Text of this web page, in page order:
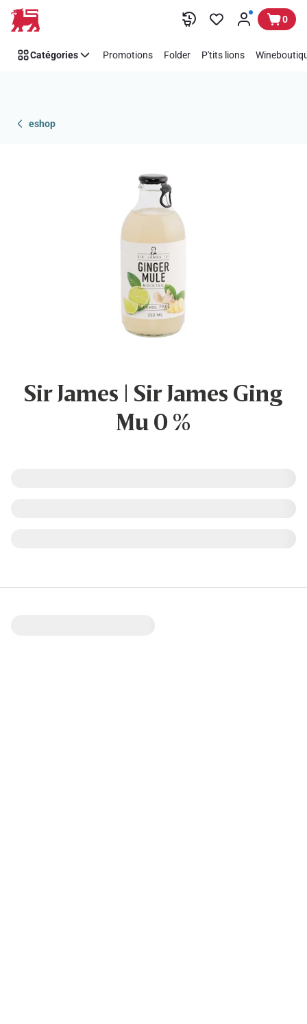
Passer 0
Catégories Promotions Folder P'tits lions
eshop
Sir James | Sir James Ging
Mu 0 %